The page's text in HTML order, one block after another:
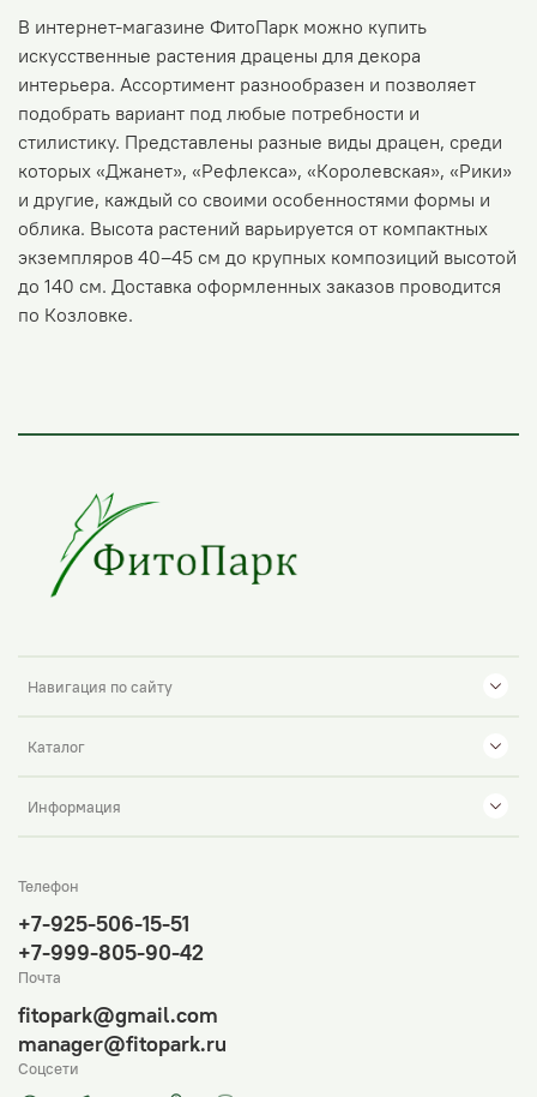
В интернет-магазине ФитоПарк можно купить
искусственные растения драцены для декора
интерьера. Ассортимент разнообразен и позволяет
подобрать вариант под любые потребности и
стилистику. Представлены разные виды драцен, среди
которых «Джанет», «Рефлекса», «Королевская», «Рики»
и другие, каждый со своими особенностями формы и
облика. Высота растений варьируется от компактных
экземпляров 40–45 см до крупных композиций высотой
до 140 см. Доставка оформленных заказов проводится
по Козловке.
Навигация по сайту
Каталог
Информация
Телефон
+7-925-506-15-51
+7-999-805-90-42
Почта
fitopark@gmail.com
manager@fitopark.ru
Соцсети